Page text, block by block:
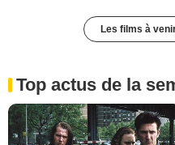
Les films à
Top actus de la